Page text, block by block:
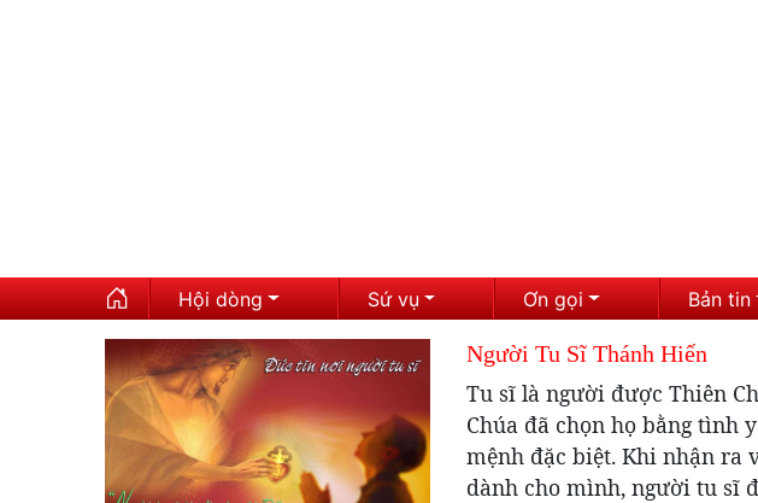
Hội dòng Sứ vụ Ơn gọi Bản tin
Người Tu Sĩ Thánh Hiến
Tu sĩ là người được Thiên
Chúa đã chọn họ bằng tình
mệnh đặc biệt. Khi nhận ra
dành cho mình, người tu sĩ